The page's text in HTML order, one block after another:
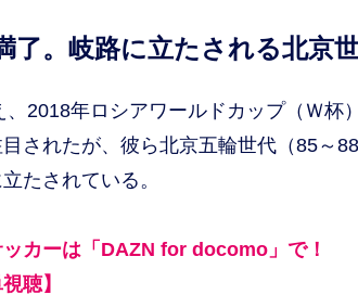
満了。岐路に立たされる北京
2018年ロシアワールドカップ（Ｗ杯
されたが、彼ら北京五輪世代（85～
たされている。
ッカーは「DAZN for docomo」で！
聴】